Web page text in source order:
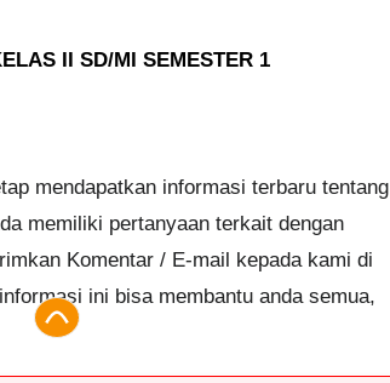
II SD/MI SEMESTER 1
mendapatkan informasi terbaru tentang
memiliki pertanyaan terkait dengan
Komentar / E-mail kepada kami di
ini bisa membantu anda semua,